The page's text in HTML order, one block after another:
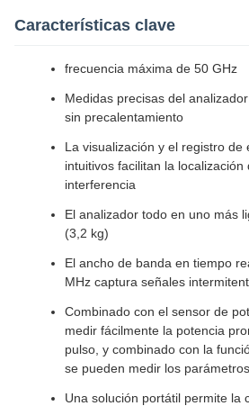
Características clave
frecuencia máxima de 50 GHz
Medidas precisas del
sin precalentamiento
La visualización y el registro de
intuitivos facilitan la localización
interferencia
El analizador todo en uno más
(3,2 kg)
El ancho de banda en tiempo
MHz captura señales
Combinado con el sensor de
medir fácilmente la potencia
pulso, y combinado con la
se pueden medir los
Una solución portátil permite la